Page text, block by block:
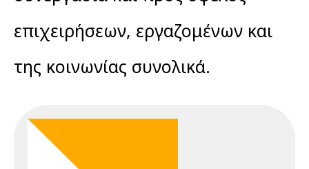
επιχειρήσεων, εργαζομένων και
της κοινωνίας συνολικά.